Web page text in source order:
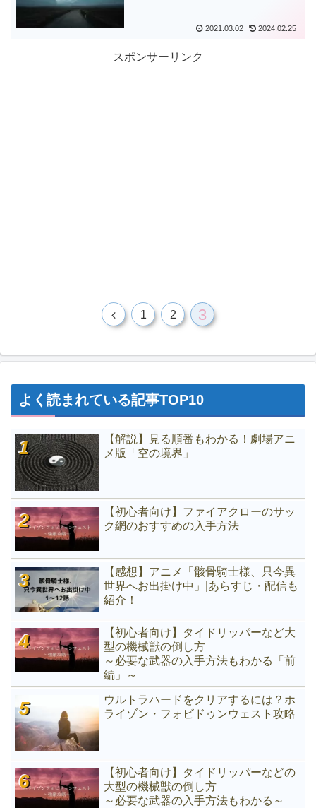
2021.03.02 2024.02.25
スポンサーリンク
1 2 3
よく読まれている記事TOP10
【解説】見る順番もわかる！劇場アニ
メ版「空の境界」
【初心者向け】ファイアクローのサッ
ク網のおすすめの入手方法
【感想】アニメ「骸骨騎士様、只今異
世界へお出掛け中」|あらすじ・配信も
紹介！
【初心者向け】タイドリッパーなど大
型の機械獣の倒し方
～必要な武器の入手方法もわかる「前
編」～
ウルトラハードをクリアするには？ホ
ライゾン・フォビドゥンウェスト攻略
【初心者向け】タイドリッパーなどの
大型の機械獣の倒し方
～必要な武器の入手方法もわかる～